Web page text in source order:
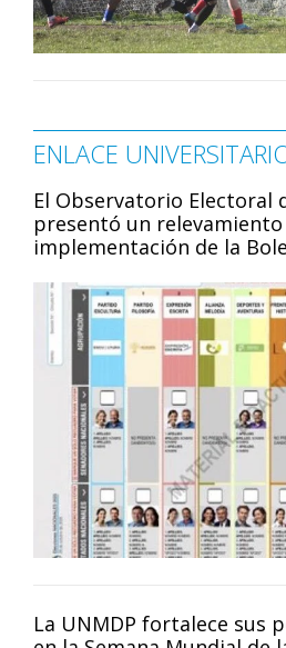
ENLACE
El Observatorio Electoral
presentó un
implementación de la
La UNMDP fortalece sus